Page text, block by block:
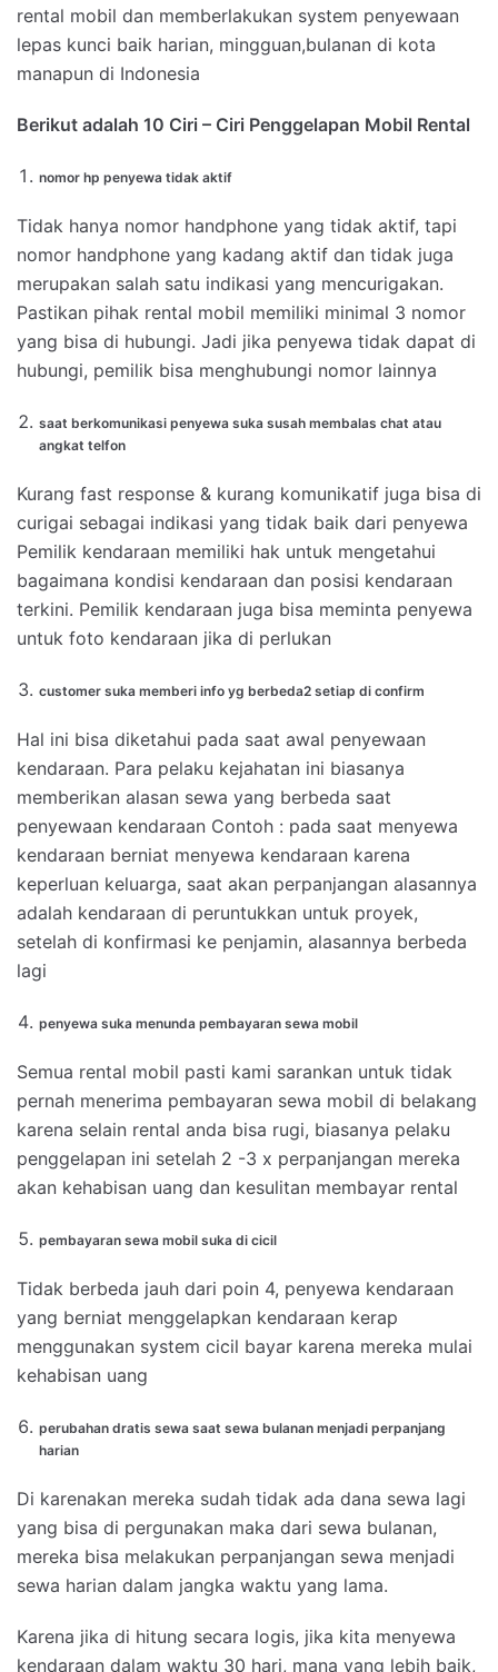
rental mobil dan memberlakukan system penyewaan
lepas kunci baik harian, mingguan,bulanan di kota
manapun di Indonesia
Berikut adalah 10 Ciri – Ciri Penggelapan Mobil Rental
nomor hp penyewa tidak aktif
Tidak hanya nomor handphone yang tidak aktif, tapi
nomor handphone yang kadang aktif dan tidak juga
merupakan salah satu indikasi yang mencurigakan.
Pastikan pihak rental mobil memiliki minimal 3 nomor
yang bisa di hubungi. Jadi jika penyewa tidak dapat di
hubungi, pemilik bisa menghubungi nomor lainnya
saat berkomunikasi penyewa suka susah membalas chat atau
angkat telfon
Kurang fast response & kurang komunikatif juga bisa di
curigai sebagai indikasi yang tidak baik dari penyewa
Pemilik kendaraan memiliki hak untuk mengetahui
bagaimana kondisi kendaraan dan posisi kendaraan
terkini. Pemilik kendaraan juga bisa meminta penyewa
untuk foto kendaraan jika di perlukan
customer suka memberi info yg berbeda2 setiap di confirm
Hal ini bisa diketahui pada saat awal penyewaan
kendaraan. Para pelaku kejahatan ini biasanya
memberikan alasan sewa yang berbeda saat
penyewaan kendaraan Contoh : pada saat menyewa
kendaraan berniat menyewa kendaraan karena
keperluan keluarga, saat akan perpanjangan alasannya
adalah kendaraan di peruntukkan untuk proyek,
setelah di konfirmasi ke penjamin, alasannya berbeda
lagi
penyewa suka menunda pembayaran sewa mobil
Semua rental mobil pasti kami sarankan untuk tidak
pernah menerima pembayaran sewa mobil di belakang
karena selain rental anda bisa rugi, biasanya pelaku
penggelapan ini setelah 2 -3 x perpanjangan mereka
akan kehabisan uang dan kesulitan membayar rental
pembayaran sewa mobil suka di cicil
Tidak berbeda jauh dari poin 4, penyewa kendaraan
yang berniat menggelapkan kendaraan kerap
menggunakan system cicil bayar karena mereka mulai
kehabisan uang
perubahan dratis sewa saat sewa bulanan menjadi perpanjang
harian
Di karenakan mereka sudah tidak ada dana sewa lagi
yang bisa di pergunakan maka dari sewa bulanan,
mereka bisa melakukan perpanjangan sewa menjadi
sewa harian dalam jangka waktu yang lama.
Karena jika di hitung secara logis, jika kita menyewa
kendaraan dalam waktu 30 hari, mana yang lebih baik,